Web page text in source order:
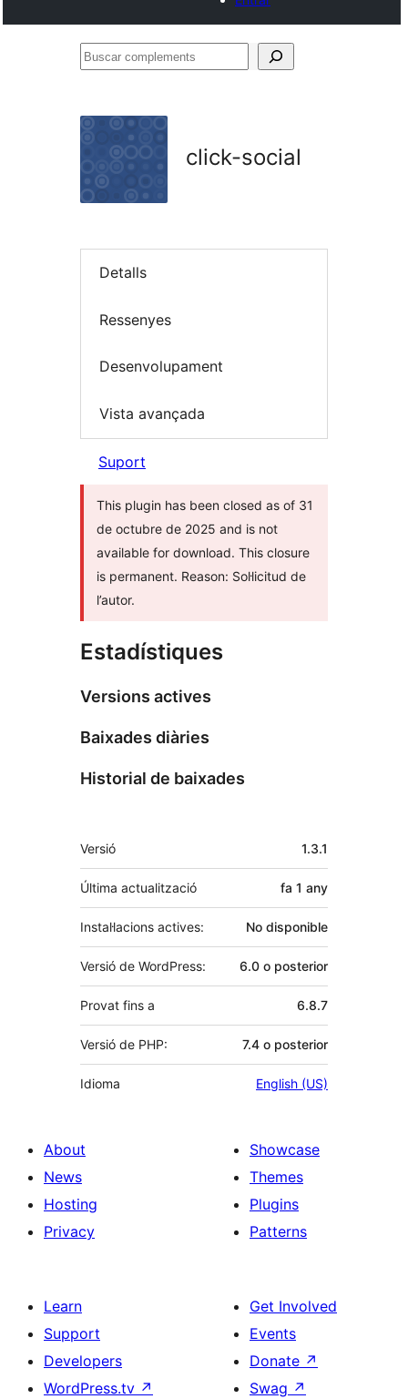
Buscar
click-social
Detalls
Ressenyes
Desenvolupament
Vista avançada
Suport
This plugin has been closed as of 31
de octubre de 2025 and is not
available for download. This closure
is permanent. Reason: Sol·licitud de
l’autor.
Estadístiques
Versions actives
Baixades diàries
Historial de baixades
Meta
Versió 1.3.1
Última actualització fa 1 any
Instal·lacions actives: No disponible
Versió de WordPress: 6.0 o posterior
Provat fins a 6.8.7
Versió de PHP: 7.4 o posterior
Idioma English (US)
About
News
Hosting
Privacy
Showcase
Themes
Plugins
Patterns
Learn
Support
Developers
WordPress.tv ↗
Get Involved
Events
Donate ↗
Swag ↗